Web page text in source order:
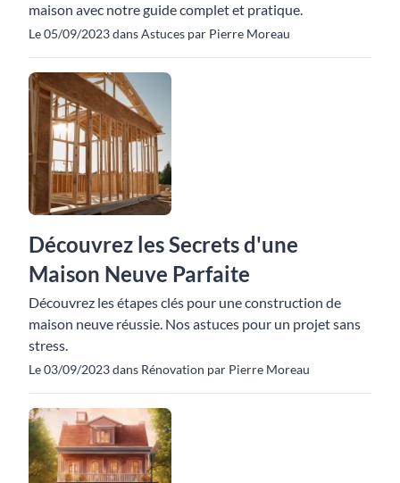
maison avec notre guide complet et pratique.
Le 05/09/2023 dans Astuces par Pierre Moreau
Découvrez les Secrets d'une
Maison Neuve Parfaite
Découvrez les étapes clés pour une construction de
maison neuve réussie. Nos astuces pour un projet sans
stress.
Le 03/09/2023 dans Rénovation par Pierre Moreau